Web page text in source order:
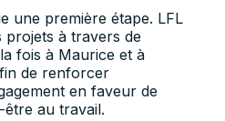
une première étape. LFL
projets à travers de
fois à Maurice et à
de renforcer
en faveur de
être au travail.